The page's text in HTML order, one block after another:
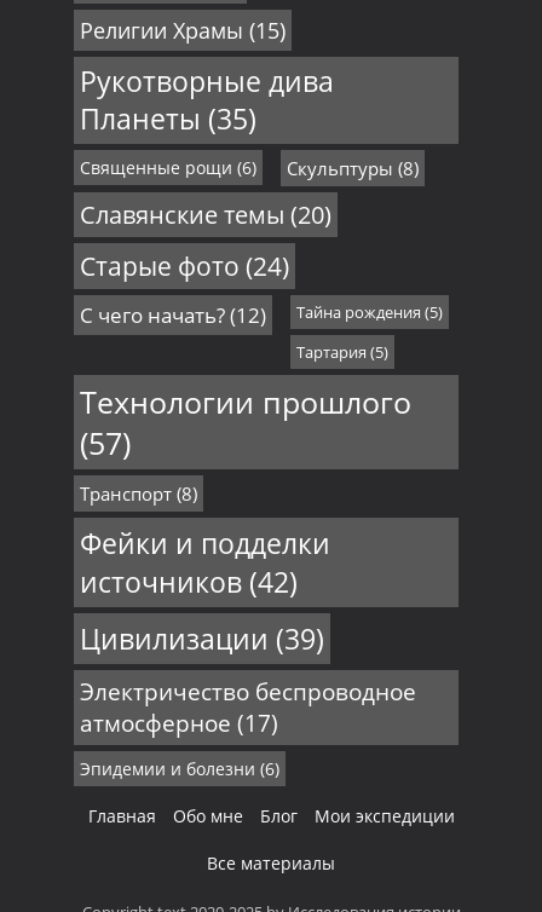
Религии Храмы (15)
Рукотворные дива
Планеты (35)
Священные рощи (6) Скульптуры (8)
Славянские темы (20)
Старые фото (24)
С чего начать?(12) Тайна рождения (5)
Тартария (5)
Технологии прошлого
(57)
Транспорт(8)
Фейки и подделки
источников(42)
Цивилизации (39)
Электричество беспроводное
атмосферное (17)
Эпидемии и болезни (6)
Главная Обо мне Блог Мои экспедиции
Все материалы